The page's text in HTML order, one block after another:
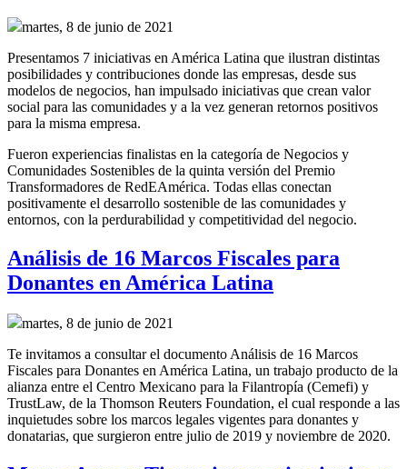
martes, 8 de junio de 2021
Presentamos 7 iniciativas en América Latina que ilustran distintas
posibilidades y contribuciones donde las empresas, desde sus
modelos de negocios, han impulsado iniciativas que crean valor
social para las comunidades y a la vez generan retornos positivos
para la misma empresa.
Fueron experiencias finalistas en la categoría de Negocios y
Comunidades Sostenibles de la quinta versión del Premio
Transformadores de RedEAmérica. Todas ellas conectan
positivamente el desarrollo sostenible de las comunidades y
entornos, con la perdurabilidad y competitividad del negocio.
Análisis de 16 Marcos Fiscales para
Donantes en América Latina
martes, 8 de junio de 2021
Te invitamos a consultar el documento Análisis de 16 Marcos
Fiscales para Donantes en América Latina, un trabajo producto de la
alianza entre el Centro Mexicano para la Filantropía (Cemefi) y
TrustLaw, de la Thomson Reuters Foundation, el cual responde a las
inquietudes sobre los marcos legales vigentes para donantes y
donatarias, que surgieron entre julio de 2019 y noviembre de 2020.